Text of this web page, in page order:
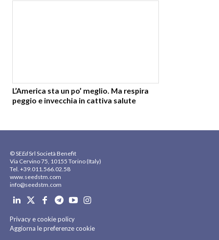
L’America sta un po’ meglio. Ma respira
peggio e invecchia in cattiva salute
© SEEdSrl Società Benefit
Via Cervino 75, 10155 Torino (Italy)
Tel. +39.011.566.02.58
www.seedstm.com
info@seedstm.com
Privacy e cookie policy
Aggiorna le preferenze cookie